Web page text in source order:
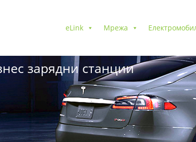
eLink Мрежа
зарядни станции